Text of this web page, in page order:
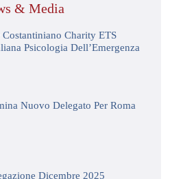
& Media
Charity ETS
Psicologia Dell’Emergenza
Nuovo Delegato Per Roma
Dicembre 2025